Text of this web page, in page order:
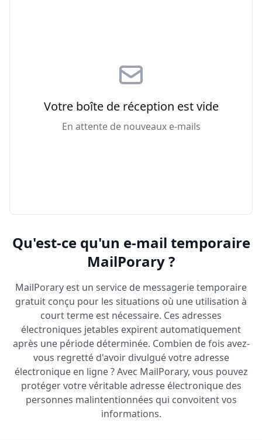
Votre boîte de réception est vide
En attente de nouveaux e-mails
Qu'est-ce qu'un e-mail temporaire
MailPorary ?
MailPorary est un service de messagerie temporaire
gratuit conçu pour les situations où une utilisation à
court terme est nécessaire. Ces adresses
électroniques jetables expirent automatiquement
après une période déterminée. Combien de fois avez-
vous regretté d'avoir divulgué votre adresse
électronique en ligne ? Avec MailPorary, vous pouvez
protéger votre véritable adresse électronique des
personnes malintentionnées qui convoitent vos
informations.